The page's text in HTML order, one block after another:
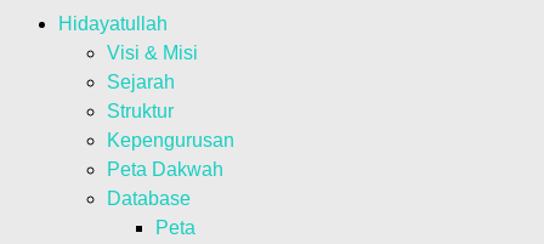
Hidayatullah
Visi & Misi
Sejarah
Struktur
Kepengurusan
Peta Dakwah
Database
Peta